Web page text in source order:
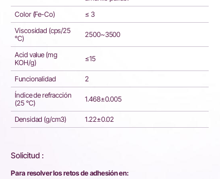
Color (Fe-Co)
≤ 3
Viscosidad (cps/25
℃)
2500~3500
Acid value (mg
KOH/g)
≤15
Funcionalidad
2
Índice de refracción
(25 ℃)
1.468±0.005
Densidad (g/cm3) 1.22±0.02
Solicitud :
Para resolver los retos de adhesión en: